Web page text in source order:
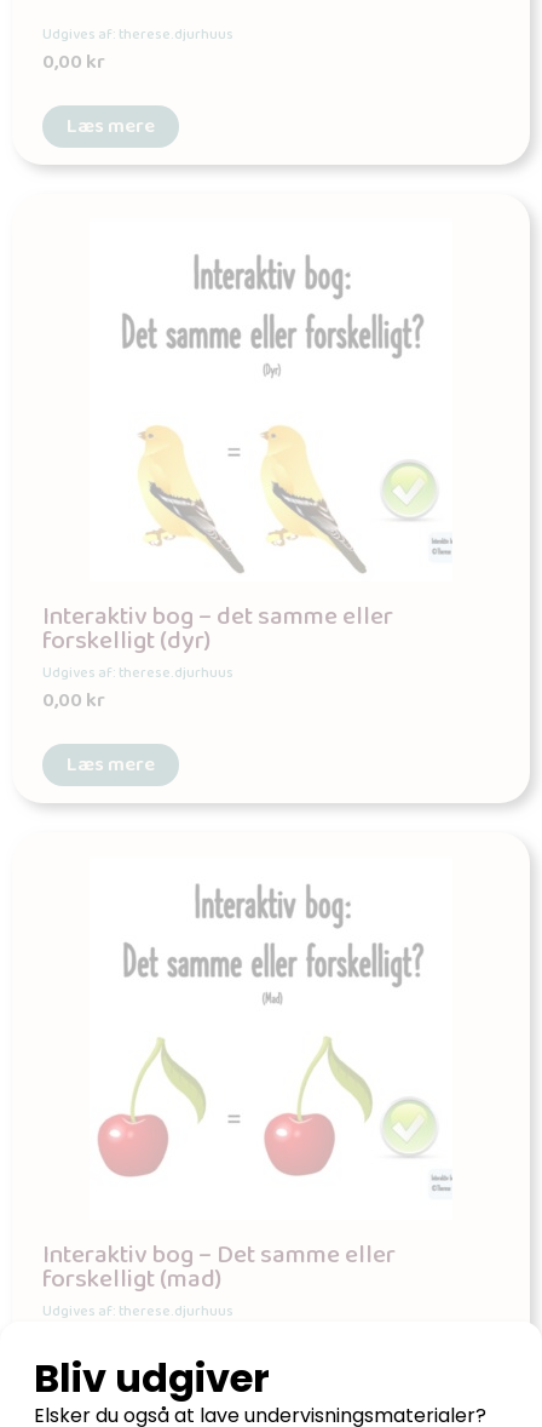
Udgives af: therese.djurhuus
0,00kr
Læs mere
Interaktiv bog – det samme eller
forskelligt (dyr)
Udgives af: therese.djurhuus
0,00kr
Læs mere
Interaktiv bog – Det samme eller
forskelligt (mad)
Udgives af: therese.djurhuus
Læs mere